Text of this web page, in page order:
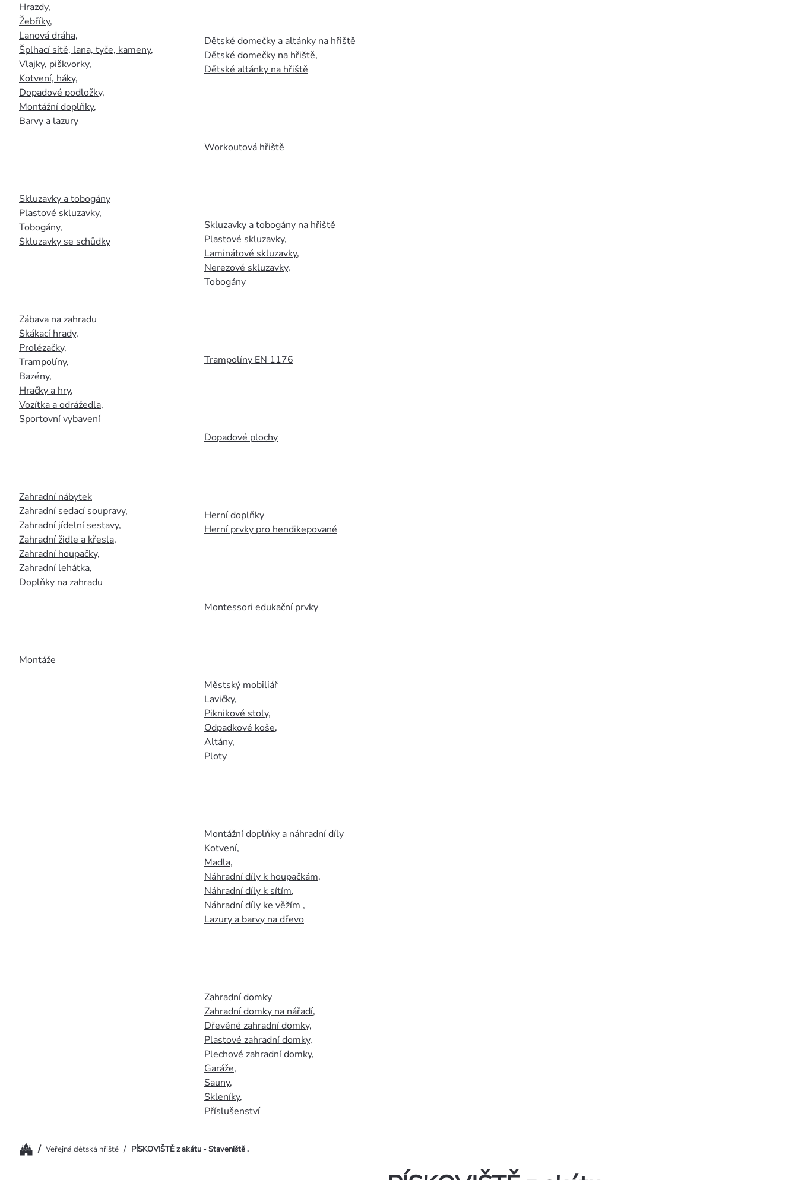
Hrazdy,
Žebříky,
Lanová dráha,
Šplhací sítě, lana, tyče, kameny,
Vlajky, piškvorky,
Kotvení, háky,
Dopadové podložky,
Montážní doplňky,
Barvy a lazury
Skluzavky a tobogány
Plastové skluzavky,
Tobogány,
Skluzavky se schůdky
Zábava na zahradu
Skákací hrady,
Prolézačky,
Trampolíny,
Bazény,
Hračky a hry,
Vozítka a odrážedla,
Sportovní vybavení
Zahradní nábytek
Zahradní sedací soupravy,
Zahradní jídelní sestavy,
Zahradní židle a křesla,
Zahradní houpačky,
Zahradní lehátka,
Doplňky na zahradu
Montáže
Dětské domečky a altánky na hřiště
Dětské domečky na hřiště,
Dětské altánky na hřiště
Workoutová hřiště
Skluzavky a tobogány na hřiště
Plastové skluzavky,
Laminátové skluzavky,
Nerezové skluzavky,
Tobogány
Trampolíny EN 1176
Dopadové plochy
Herní doplňky
Herní prvky pro hendikepované
Montessori edukační prvky
Městský mobiliář
Lavičky,
Piknikové stoly,
Odpadkové koše,
Altány,
Ploty
Montážní doplňky a náhradní díly
Kotvení,
Madla,
Náhradní díly k houpačkám,
Náhradní díly k sítím,
Náhradní díly ke věžím ,
Lazury a barvy na dřevo
Zahradní domky
Zahradní domky na nářadí,
Dřevěné zahradní domky,
Plastové zahradní domky,
Plechové zahradní domky,
Garáže,
Sauny,
Skleníky,
Příslušenství
Domů/ Veřejná dětská hřiště / PÍSKOVIŠTĚ z akátu - Staveniště .